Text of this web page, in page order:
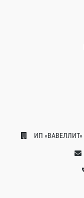
ИП «ВAВЕЛЛИT»